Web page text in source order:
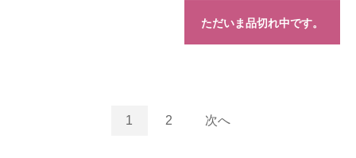
ただいま品切れ中です。
1 2 次へ